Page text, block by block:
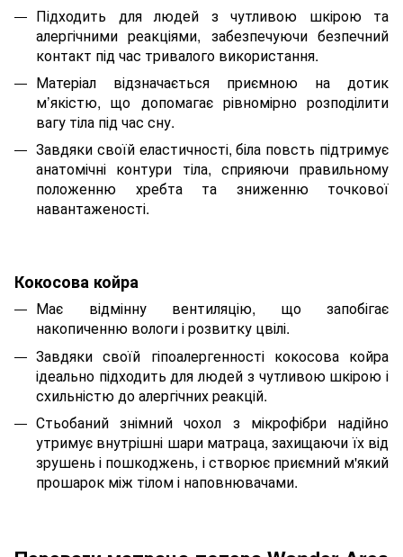
Підходить для людей з чутливою шкірою та
алергічними реакціями, забезпечуючи безпечний
контакт під час тривалого використання.
Матеріал відзначається приємною на дотик
м’якістю, що допомагає рівномірно розподілити
вагу тіла під час сну.
Завдяки своїй еластичності, біла повсть підтримує
анатомічні контури тіла, сприяючи правильному
положенню хребта та зниженню точкової
навантаженості.
Кокосова койра
Має відмінну вентиляцію, що запобігає
накопиченню вологи і розвитку цвілі.
Завдяки своїй гіпоалергенності кокосова койра
ідеально підходить для людей з чутливою шкірою і
схильністю до алергічних реакцій.
Стьобаний знімний чохол з мікрофібри надійно
утримує внутрішні шари матраца, захищаючи їх від
зрушень і пошкоджень, і створює приємний м'який
прошарок між тілом і наповнювачами.